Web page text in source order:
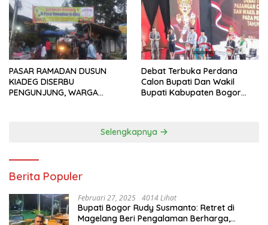
PASAR RAMADAN DUSUN
KIADEG DISERBU
PENGUNJUNG, WARGA
Debat Terbuka Perdana
Calon Bupati Dan Wakil
Bupati Kabupaten Bogor
Selengkapnya
Berita Populer
Februari 27, 2025 4014 Lihat
Bupati Bogor Rudy Susmanto: Retret di
Magelang Beri Pengalaman Berharga,